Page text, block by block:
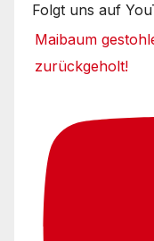
Folgt uns auf
Maibaum
zurückgeholt!